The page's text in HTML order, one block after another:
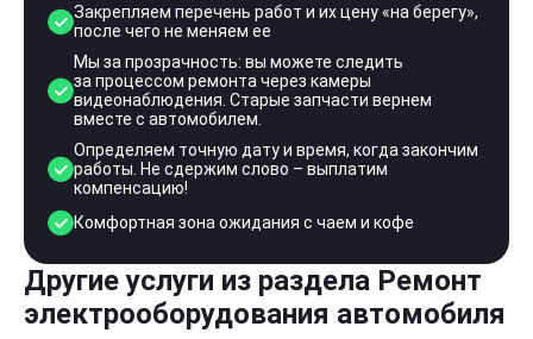
Закрепляем перечень работ и их цену «на берегу»,
после чего не меняем ее
Мы за прозрачность: вы можете следить
за процессом ремонта через камеры
видеонаблюдения. Старые запчасти вернем
вместе с автомобилем.
Определяем точную дату и время, когда закончим
работы. Не сдержим слово – выплатим
компенсацию!
Комфортная зона ожидания с чаем и кофе
Другие услуги из раздела Ремонт
электрооборудования автомобиля